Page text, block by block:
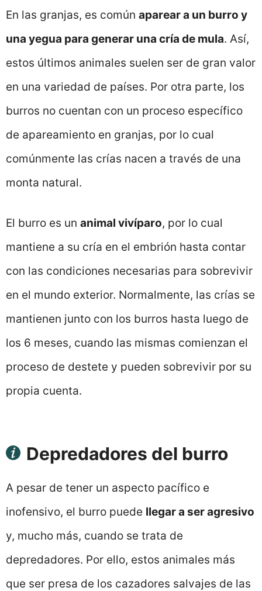
En las granjas, es común aparear a un burro y
una yegua para generar una cría de mula. Así,
estos últimos animales suelen ser de gran valor
en una variedad de países. Por otra parte, los
burros no cuentan con un proceso específico
de apareamiento en granjas, por lo cual
comúnmente las crías nacen a través de una
monta natural.
El burro es un animal vivíparo, por lo cual
mantiene a su cría en el embrión hasta contar
con las condiciones necesarias para sobrevivir
en el mundo exterior. Normalmente, las crías se
mantienen junto con los burros hasta luego de
los 6 meses, cuando las mismas comienzan el
proceso de destete y pueden sobrevivir por su
propia cuenta.
Depredadores del burro
A pesar de tener un aspecto pacífico e
inofensivo, el burro puede llegar a ser agresivo
y, mucho más, cuando se trata de
depredadores. Por ello, estos animales más
que ser presa de los cazadores salvajes de las